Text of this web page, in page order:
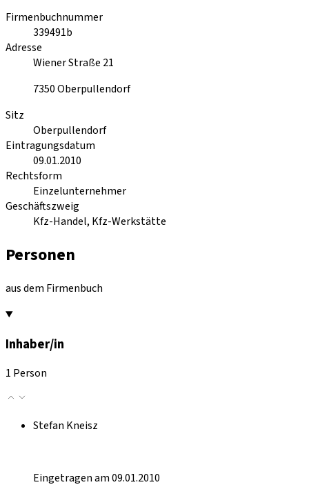
Firmenbuchnummer
339491b
Adresse
Wiener Straße 21
7350Oberpullendorf
Sitz
Oberpullendorf
Eintragungsdatum
09.01.2010
Rechtsform
Einzelunternehmer
Geschäftszweig
Kfz-Handel, Kfz-Werkstätte
Personen
aus dem Firmenbuch
Inhaber/in
1 Person
Stefan Kneisz
Eingetragen am 09.01.2010